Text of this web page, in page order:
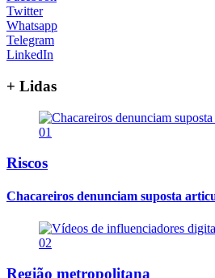
Twitter
Whatsapp
Telegram
LinkedIn
+ Lidas
01
Riscos
Chacareiros denunciam suposta
02
Região metropolitana